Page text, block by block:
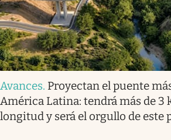
Avances. Proyectan el puente
América Latina: tendrá más de 3
longitud y será el orgullo de este